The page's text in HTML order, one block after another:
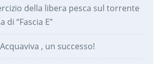
della libera pesca sul torrente
di “Fascia E”
, un successo!